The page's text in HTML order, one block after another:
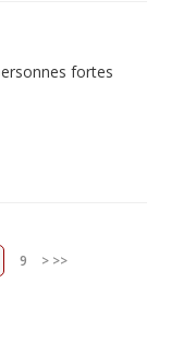
fortes
9 > >>